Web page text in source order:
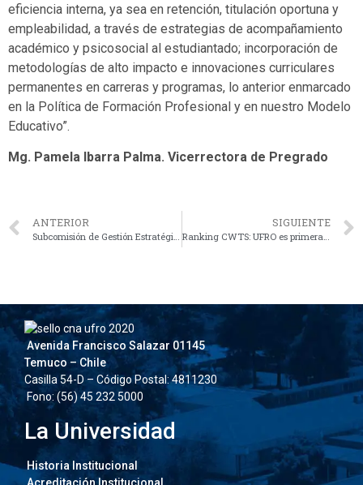
eficiencia interna, ya sea en retención, titulación oportuna y
empleabilidad, a través de estrategias de acompañamiento
académico y psicosocial al estudiantado; incorporación de
metodologías de alto impacto e innovaciones curriculares
permanentes en carreras y programas, lo anterior enmarcado
en la Política de Formación Profesional y en nuestro Modelo
Educativo”.
Mg. Pamela Ibarra Palma. Vicerrectora de Pregrado
ANTERIOR
Subcomisión de Gestión Estratégica y Recursos Institucionales
SIGUIENTE
Ranking CWTS: UFRO es primera en proporción de publicaciones con autoría femenina y una de siete con mayor producción científica del país
Avenida Francisco Salazar 01145
Temuco – Chile
Casilla 54-D – Código Postal: 4811230
Fono: (56) 45 232 5000
La Universidad
Historia Institucional